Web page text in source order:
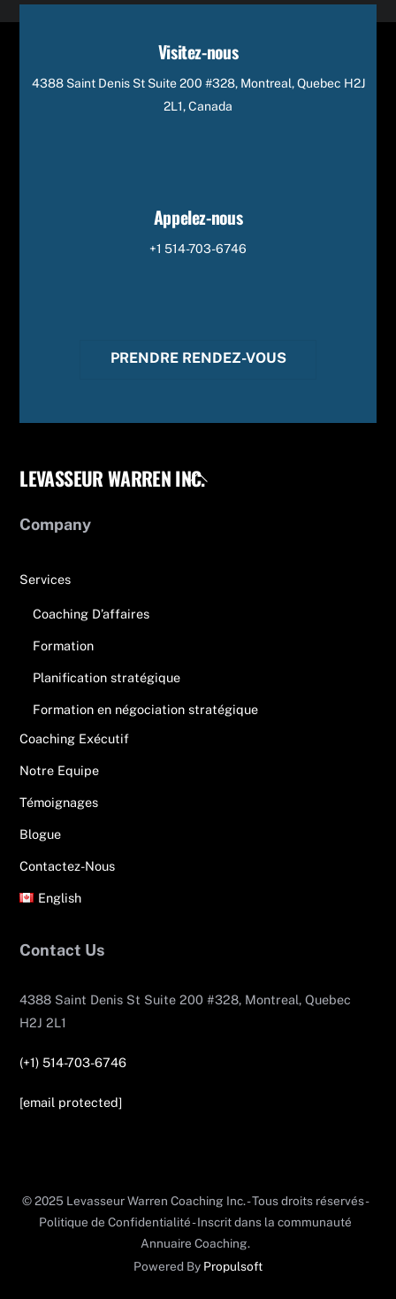
Visitez-nous
4388 Saint Denis St Suite 200 #328, Montreal, Quebec H2J
2L1, Canada
Appelez-nous
+1 514-703-6746
PRENDRE RENDEZ-VOUS
Back
LEVASSEUR WARREN INC.
Company
Services
Coaching D’affaires
Formation
Planification stratégique
Formation en négociation stratégique
Coaching Exécutif
Notre Equipe
Témoignages
Blogue
Contactez-Nous
English
Contact Us
4388 Saint Denis St Suite 200 #328, Montreal, Quebec
H2J 2L1
(+1) 514-703-6746
[email protected]
© 2025 Levasseur Warren Coaching Inc. - Tous droits réservés -
Politique de Confidentialité - Inscrit dans la communauté
Annuaire Coaching.
Powered By Propulsoft